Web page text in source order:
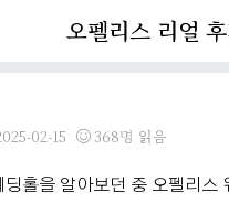
오펠리스 리얼
02-15 368명 읽음
홀을 알아보던 중 오펠리스